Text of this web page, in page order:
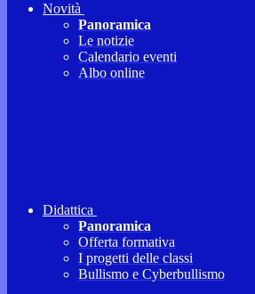
Novità
Panoramica
Le notizie
Calendario eventi
Albo online
Didattica
Panoramica
Offerta formativa
I progetti delle classi
Bullismo e Cyberbullismo